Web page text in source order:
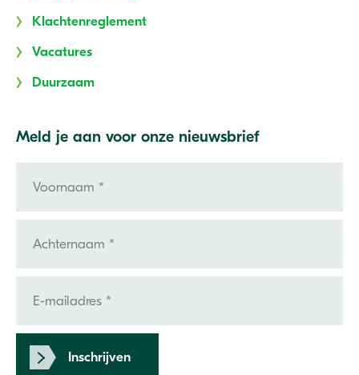
Klachtenreglement
Vacatures
Duurzaam
Meld je aan voor onze nieuwsbrief
Inschrijven